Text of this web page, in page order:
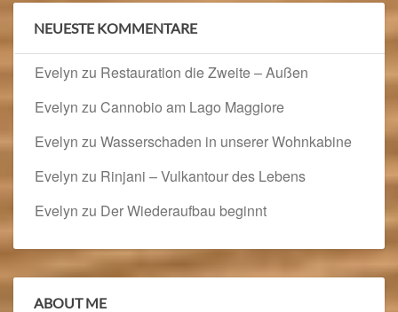
NEUESTE KOMMENTARE
Evelyn zu Restauration die Zweite – Außen
Evelyn zu Cannobio am Lago Maggiore
Evelyn zu Wasserschaden in unserer Wohnkabine
Evelyn zu Rinjani – Vulkantour des Lebens
Evelyn zu Der Wiederaufbau beginnt
ABOUT ME